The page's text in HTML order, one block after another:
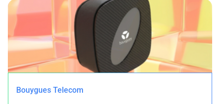
Bouygues Telecom